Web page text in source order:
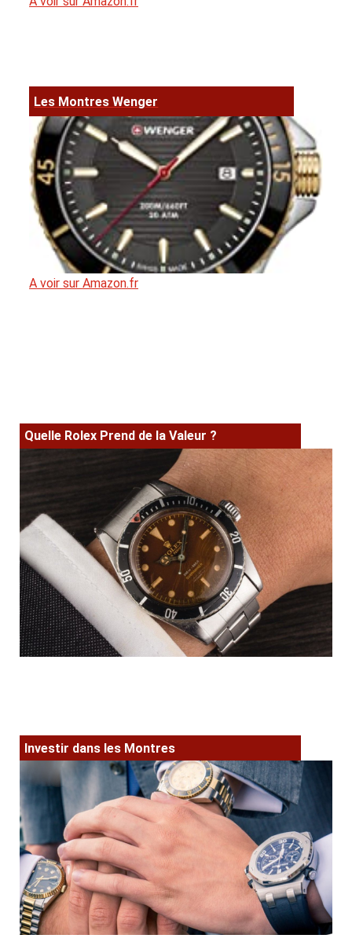
Les Montres Wenger
A voir sur Amazon.fr
Quelle Rolex Prend de la Valeur ?
Investir dans les Montres